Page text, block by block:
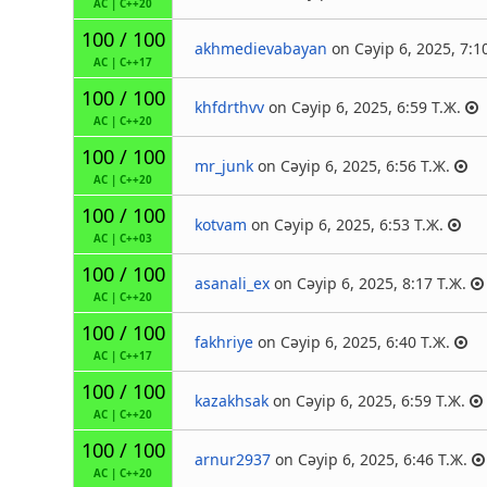
AC |C++20
100 / 100
AC |C++17
akhmedievabayan on Сәуір 6, 2025,
100 / 100
AC |C++20
khfdrthvv on Сәуір 6, 2025, 6:59 Т.Ж.
100 / 100
AC |C++20
mr_junk on Сәуір 6, 2025, 6:56 Т.Ж.
100 / 100
AC |C++03
kotvam on Сәуір 6, 2025, 6:53 Т.Ж.
100 / 100
AC |C++20
asanali_ex on Сәуір 6, 2025, 8:17 Т.Ж.
100 / 100
AC |C++17
fakhriye on Сәуір 6, 2025, 6:40 Т.Ж.
100 / 100
AC |C++20
kazakhsak on Сәуір 6, 2025, 6:59 Т.Ж.
100 / 100
AC |C++20
arnur2937 on Сәуір 6, 2025, 6:46 Т.Ж.